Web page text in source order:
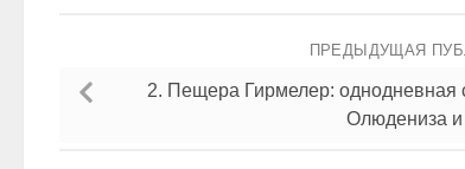
ПРЕДЫДУЩАЯ
2. Пещера Гирмелер: однодневная
Олюдениза и